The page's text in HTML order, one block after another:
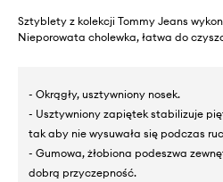
Sztyblety z kolekcji Tommy Jeans
Nieporowata cholewka, łatwa do
- Okrągły, usztywniony nosek.
- Usztywniony zapiętek stabilizuje
tak aby nie wysuwała się podczas
- Gumowa, żłobiona podeszwa
dobrą przyczepność.